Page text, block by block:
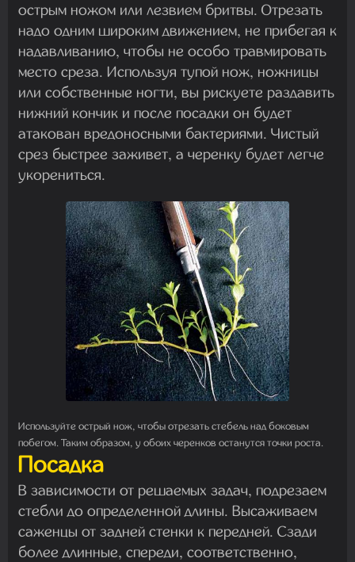
острым ножом или лезвием бритвы. Отрезать
надо одним широким движением, не прибегая к
надавливанию, чтобы не особо травмировать
место среза. Используя тупой нож, ножницы
или собственные ногти, вы рискуете раздавить
нижний кончик и после посадки он будет
атакован вредоносными бактериями. Чистый
срез быстрее заживет, а черенку будет легче
укорениться.
Используйте острый нож, чтобы отрезать стебель над боковым
побегом. Таким образом, у обоих черенков останутся точки роста.
Посадка
В зависимости от решаемых задач, подрезаем
стебли до определенной длины. Высаживаем
саженцы от задней стенки к передней. Сзади
более длинные, спереди, соответственно,